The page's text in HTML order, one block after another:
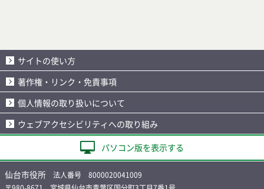
サイトの使い方
著作権・リンク・免責事項
個人情報の取り扱いについて
ウェブアクセシビリティへの取り組み
パソコン版を表示する
仙台市役所 法人番号 8000020041009